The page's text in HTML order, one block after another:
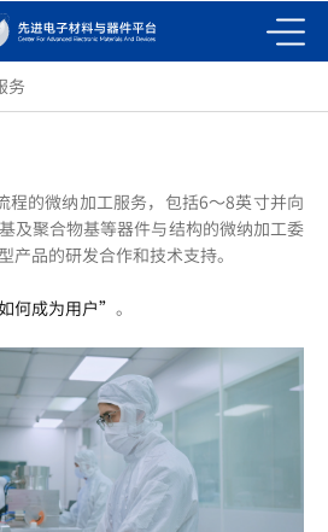
务
程的微纳加工服务，包括6～8英寸并向
及聚合物基等器件与结构的微纳加工委
产品的研发合作和技术支持。
何成为用户” 。